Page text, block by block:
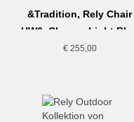
&Tradition, Rely Chair
HW6, Chrome Light Blue
€255,00